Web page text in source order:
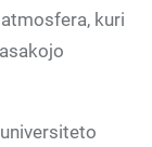
kuri